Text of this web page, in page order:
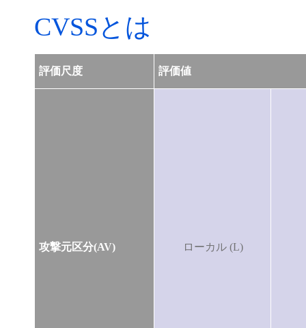
CVSSとは
評価尺度 評価値
攻撃元区分(AV) ローカル (L)